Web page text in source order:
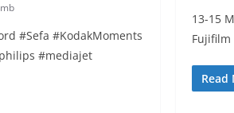
#Sefa #KodakMoments
#mediajet
13-15
Fujifilm
Read